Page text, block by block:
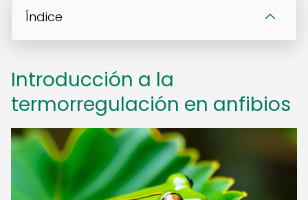
Índice
Introducción a la
termorregulación en anfibios